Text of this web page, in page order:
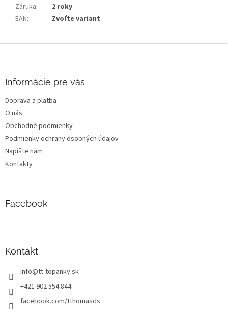
Záruka:
2 roky
EAN: Zvoľte variant
e
Informácie pre vás
Doprava a platba
O nás
Obchodné podmienky
Podmienky ochrany osobných údajov
Napíšte nám
Kontakty
Facebook
Kontakt
info@tt-topanky.sk
+421 902 554 844
facebook.com/tthomasds